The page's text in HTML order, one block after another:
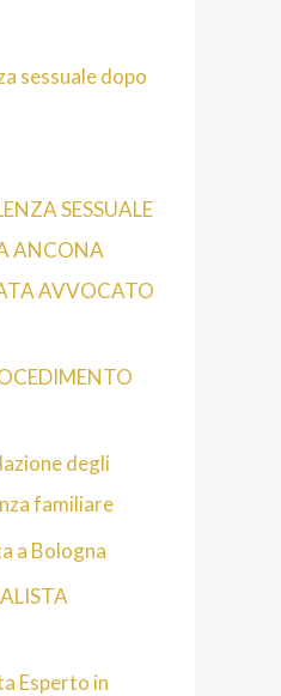
sessuale dopo
SESSUALE
ANCONA
AVVOCATO
degli
familiare
a Bologna
Esperto in